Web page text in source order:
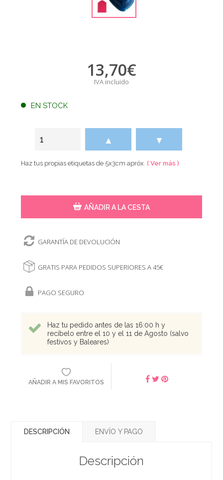
13,70€
IVA incluido
EN STOCK
▲ ▼
Haz tus propias etiquetas de 5x3cm apróx.( Ver más )
AÑADIR A LA CESTA
GARANTÍA DE DEVOLUCIÓN
GRATIS PARA PEDIDOS SUPERIORES A 45€
PAGO SEGURO
Haz tu pedido antes de las 16:00 h y
recíbelo entre el 10 y el 11 de Agosto (salvo
festivos y Baleares)
AÑADIR A MIS FAVORITOS
DESCRIPCIÓN ENVÍO Y PAGO
Descripción